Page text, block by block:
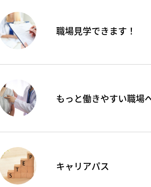
職場見学できます！
もっと働きやすい職場
キャリアパス